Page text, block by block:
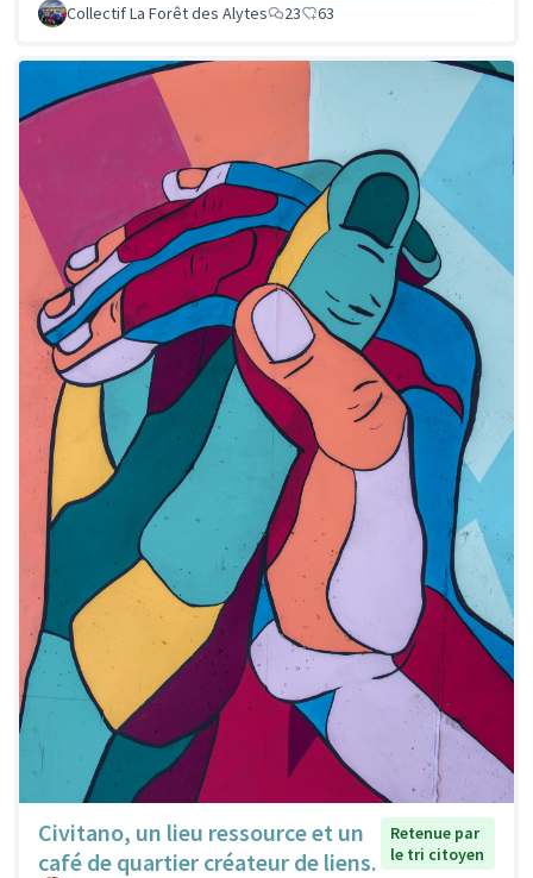
Collectif La Forêt des Alytes
23 63
Civitano, un lieu ressource et un
café de quartier créateur de liens.
Retenue par
le tri citoyen